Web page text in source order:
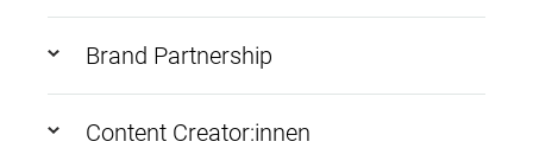
Brand Partnership
Content Creator:innen